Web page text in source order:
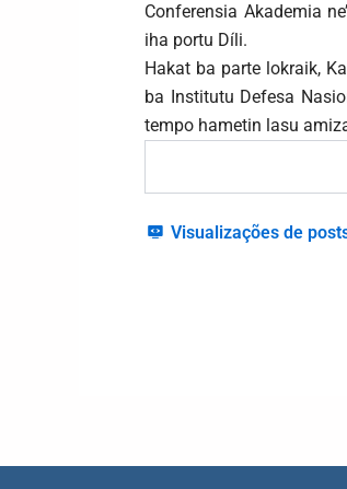
Conferensia Akademia
iha portu Díli.
Hakat ba parte lokraik,
ba Institutu Defesa
tempo hametin lasu
Visualizações de